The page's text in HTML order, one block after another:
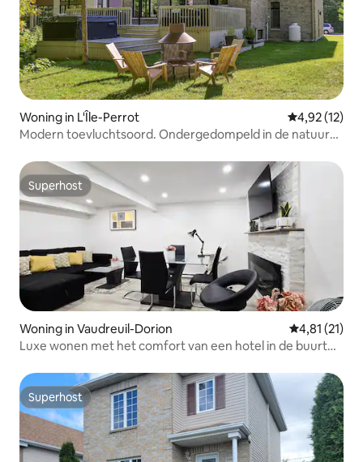
Woning in L'Île-Perrot Gemiddelde
4,92 (12)
Modern toevluchtsoord. Ondergedompeld in de natuur
Superhost
Superhost
Woning in Vaudreuil-Dorion Gemiddelde
4,81 (21)
Luxe wonen met het comfort van een hotel in de buurt
Superhost
Superhost